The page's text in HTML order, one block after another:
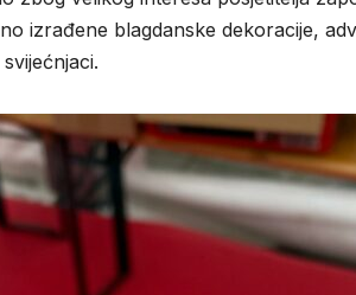
izrađene blagdanske dekoracije,